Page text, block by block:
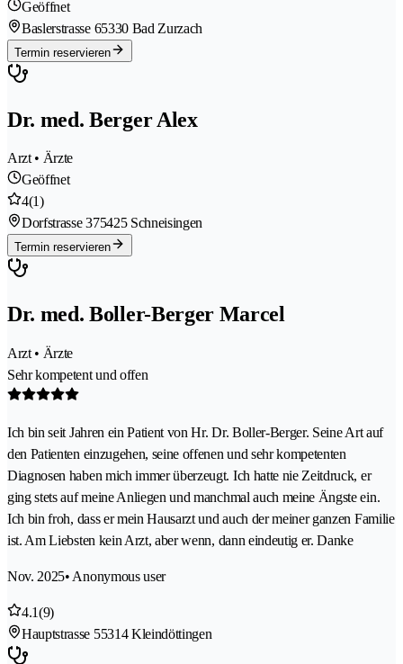
Geöffnet
Baslerstrasse 65330 Bad Zurzach
Termin reservieren
Dr. med. Berger Alex
Arzt • Ärzte
Geöffnet
4(1)
Dorfstrasse 375425 Schneisingen
Termin reservieren
Dr. med. Boller-Berger Marcel
Arzt • Ärzte
Sehr kompetent und offen
Ich bin seit Jahren ein Patient von Hr. Dr. Boller-Berger. Seine Art auf
den Patienten einzugehen, seine offenen und sehr kompetenten
Diagnosen haben mich immer überzeugt. Ich hatte nie Zeitdruck, er
ging stets auf meine Anliegen und manchmal auch meine Ängste ein.
Ich bin froh, dass er mein Hausarzt und auch der meiner ganzen Familie
ist. Am Liebsten kein Arzt, aber wenn, dann eindeutig er. Danke
Nov. 2025• Anonymous user
4.1(9)
Hauptstrasse 55314 Kleindöttingen